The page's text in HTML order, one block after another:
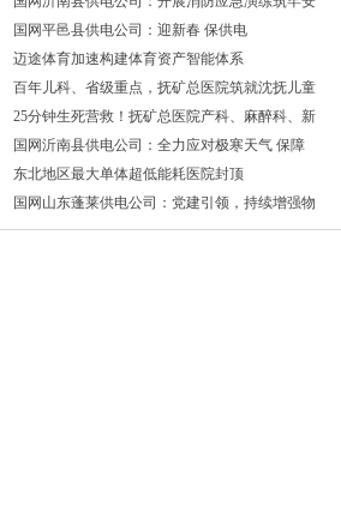
国网平邑县供电公司：迎新春 保供电
迈途体育加速构建体育资产智能体系
百年儿科、省级重点，抚矿总医院筑就沈抚儿童
25分钟生死营救！抚矿总医院产科、麻醉科、新
国网沂南县供电公司：全力应对极寒天气 保障
东北地区最大单体超低能耗医院封顶
国网山东蓬莱供电公司：党建引领，持续增强物